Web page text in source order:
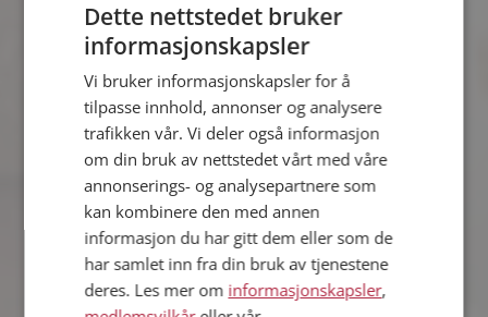
9% Bedre økonomi
Komme i form
4% Ny jobb/skole
Antall stemmer: 1149
VIS MER
Dette nettstedet bruker
informasjonskapsler
Vi bruker informasjonskapsler for å
tilpasse innhold, annonser og analysere
trafikken vår. Vi deler også informasjon
om din bruk av nettstedet vårt med våre
annonserings- og analysepartnere som
kan kombinere den med annen
informasjon du har gitt dem eller som de
har samlet inn fra din bruk av tjenestene
deres. Les mer om informasjonskapsler,